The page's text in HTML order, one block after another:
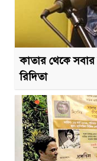
কাতার থেকে সবার
রিদিতা